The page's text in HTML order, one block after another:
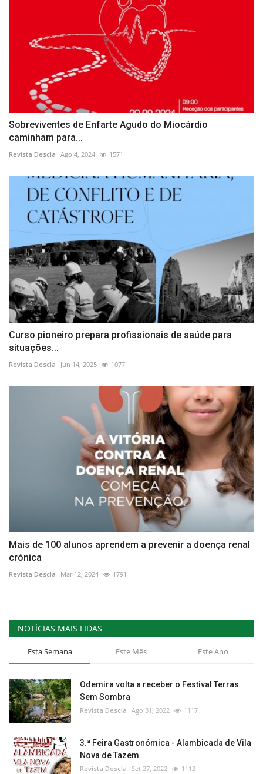
Sobreviventes de Enfarte Agudo do Miocárdio
caminham para...
Revista Descla Ago 4, 2024 1571
Curso pioneiro prepara profissionais de saúde para
situações...
Revista Descla Jun 14, 2025 1077
Mais de 100 alunos aprendem a prevenir a doença renal
crónica
Revista Descla Mar 12, 2024 1791
NOTÍCIAS MAIS LIDAS
Esta Semana Este Mês Este Ano
Odemira volta a receber o Festival Terras
Sem Sombra
Revista Descla Ago 31, 2022 1117
3.ª Feira Gastronómica - Alambicada de Vila
Nova de Tazem
Revista Descla Set 27, 2022 1112